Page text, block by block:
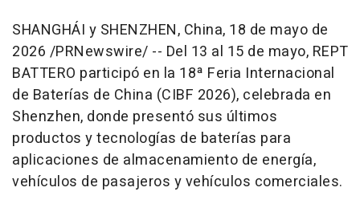
SHANGHÁI y SHENZHEN, China, 18 de mayo de
2026 /PRNewswire/ -- Del 13 al 15 de mayo, REPT
BATTERO participó en la 18ª Feria Internacional
de Baterías de China (CIBF 2026), celebrada en
Shenzhen, donde presentó sus últimos
productos y tecnologías de baterías para
aplicaciones de almacenamiento de energía,
vehículos de pasajeros y vehículos comerciales.